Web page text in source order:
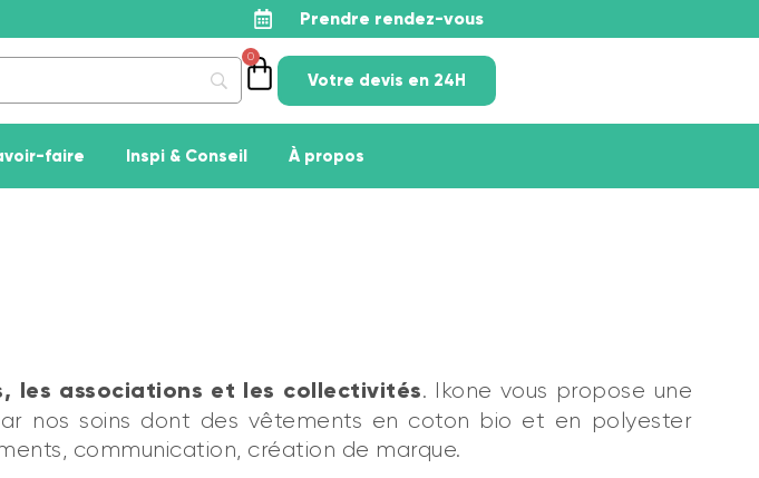
Prendre rendez-vous
0
Votre devis en 24H
faire Inspi & Conseil À propos
les associations et les collectivités. Ikone vous propose une
nos soins dont des vêtements en coton bio et en polyester
communication, création de marque.